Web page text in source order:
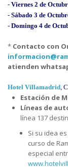
- Viernes 2 de
- Sábado 3 de
- Domingo 4 de
* Contacto con
atienden
Hotel Villamadrid,
Estación de
Líneas de
línea 137
Si su idea
curso de
especial